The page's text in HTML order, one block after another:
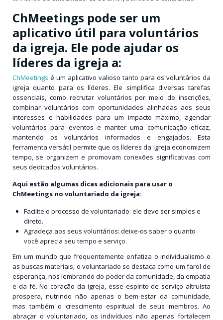
ChMeetings pode ser um
aplicativo útil para voluntários
da igreja. Ele pode ajudar os
líderes da igreja a:
ChMeetings é um aplicativo valioso tanto para os voluntários da
igreja quanto para os líderes. Ele simplifica diversas tarefas
essenciais, como recrutar voluntários por meio de inscrições,
combinar voluntários com oportunidades alinhadas aos seus
interesses e habilidades para um impacto máximo, agendar
voluntários para eventos e manter uma comunicação eficaz,
mantendo os voluntários informados e engajados. Esta
ferramenta versátil permite que os líderes da igreja economizem
tempo, se organizem e promovam conexões significativas com
seus dedicados voluntários.
Aqui estão algumas dicas adicionais para usar o
ChMeetings no voluntariado da igreja:
Facilite o processo de voluntariado: ele deve ser simples e
direto.
Agradeça aos seus voluntários: deixe-os saber o quanto
você aprecia seu tempo e serviço.
Em um mundo que frequentemente enfatiza o individualismo e
as buscas materiais, o voluntariado se destaca como um farol de
esperança, nos lembrando do poder da comunidade, da empatia
e da fé. No coração da igreja, esse espírito de serviço altruísta
prospera, nutrindo não apenas o bem-estar da comunidade,
mas também o crescimento espiritual de seus membros. Ao
abraçar o voluntariado, os indivíduos não apenas fortalecem